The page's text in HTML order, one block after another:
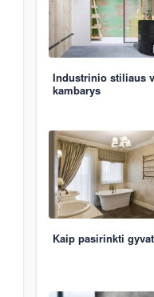
Industrinio stiliaus
kambarys
Kaip pasirinkti